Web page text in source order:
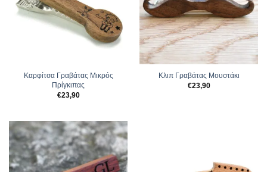
Καρφίτσα Γραβάτας Μικρός
Πρίγκιπας
€23,90
Κλιπ Γραβάτας Μουστάκι
€23,90